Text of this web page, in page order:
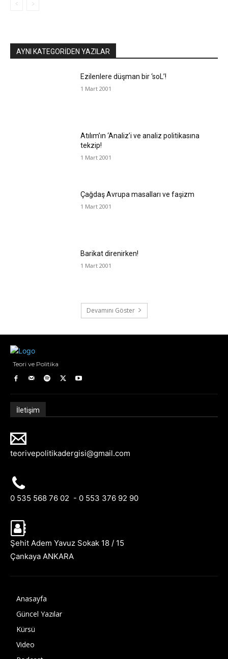
AYNI KATEGORIDEN YAZILAR
Ezilenlere düşman bir ‘soL’!
1 Mart 2001
Atılım’ın ‘Analiz’i ve analiz politikasına
tekzip!
1 Mart 2001
Çağdaş Avrupa masalları ve faşizm
1 Mart 2001
Barikat direnirken!
1 Mart 2001
Devamını Göster
Teori ve Politika
İletişim
teorivepolitikadergisi@gmail.com
0 535 568 76 02 - 0 553 376 92 90
Şehit Adem Yavuz Sokak 18 / 15
Çankaya ANKARA
Anasayfa
Güncel Yazılar
Kürsü
Video